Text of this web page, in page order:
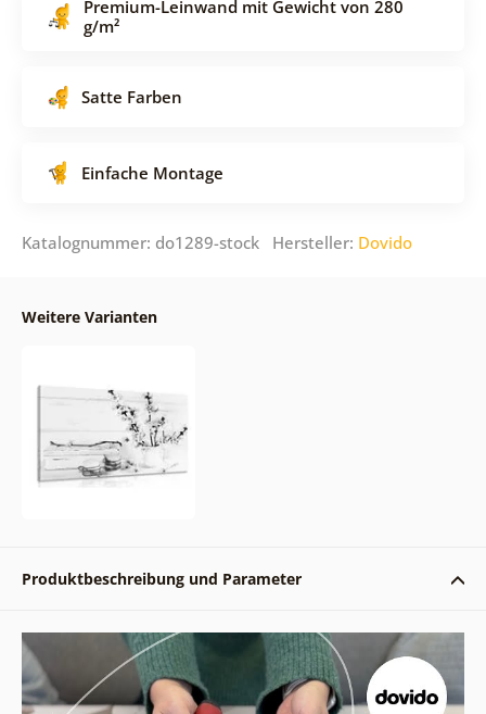
Premium-Leinwand mit Gewicht von 280
g/m²
Satte Farben
Einfache Montage
Katalognummer: do1289-stock Hersteller: Dovido
Weitere Varianten
Produktbeschreibung und Parameter